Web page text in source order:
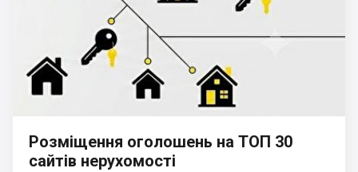
Розміщення оголошень на ТОП 30
сайтів нерухомості